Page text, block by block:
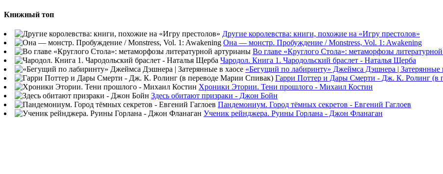
Книжный топ
Другие королевства: книги, похожие на «Игру престолов»
Она — монстр. Пробуждение / Monstress, Vol. 1: Awakening
Во главе «Круглого Стола»: метаморфозы
Чародол. Книга 1. Чародольский браслет - Наталья Щерба
«Бегущий по лабиринту» Джеймса Дэшнера | Затерянные
Гарри Поттер и Дары Смерти - Дж. К. Ролинг (в
Хроники Этории. Тени прошлого - Михаил Костин
Здесь обитают призраки - Джон Бойн
Пандемониум. Город тёмных секретов - Евгений Гаглоев
Ученик рейнджера. Руины Горлана - Джон Фланаган